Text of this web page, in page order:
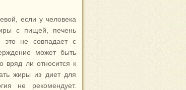
если у человека
с пищей, печень
это не совпадает с
может быть
вряд ли относится к
жиры из диет для
не рекомендует.